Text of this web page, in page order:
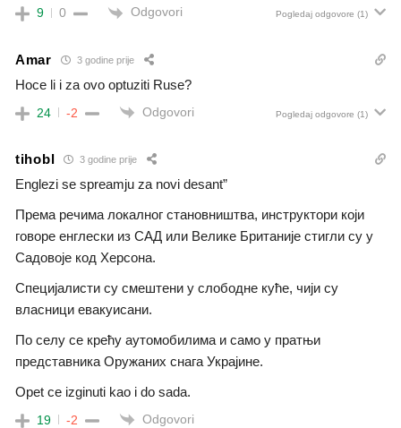
9 0 Odgovori Pogledaj odgovore (1)
Amar 3 godine prije
Hoce li i za ovo optuziti Ruse?
24 -2 Odgovori Pogledaj odgovore (1)
tihobl 3 godine prije
Englezi se spreamju za novi desant”
Према речима локалног становништва, инструктори који
говоре енглески из САД или Велике Британије стигли су у
Садовоје код Херсона.
Специјалисти су смештени у слободне куће, чији су
власници евакуисани.
По селу се крећу аутомобилима и само у пратњи
представника Оружаних снага Украјине.
Opet ce izginuti kao i do sada.
19 -2 Odgovori